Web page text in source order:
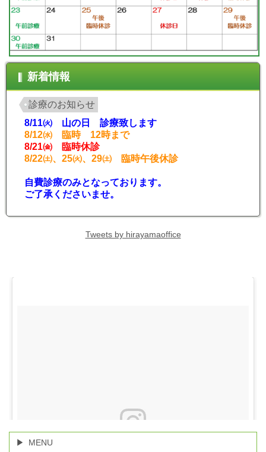
新着情報
診療のお知らせ
8/11㈫ 山の日 診療致します
8/12㈬ 臨時 12時まで
8/21㈮ 臨時休診
8/22㈯、25㈫、29㈯ 臨時午後休診
自費診療のみとなっております。
ご了承くださいませ。
Tweets by hirayamaoffice
MENU